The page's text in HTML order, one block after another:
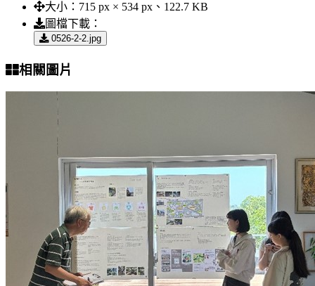
大小： 715 px × 534 px、122.7 KB
圖檔下載：
0526-2-2.jpg
相關圖片